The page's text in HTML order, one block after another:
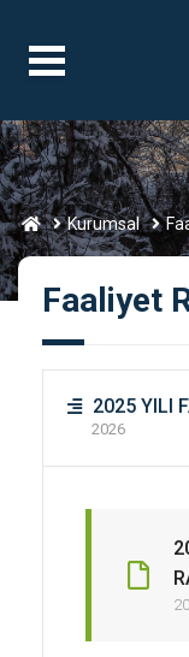
Kurumsal
Faaliyet
2025 YILI
2026